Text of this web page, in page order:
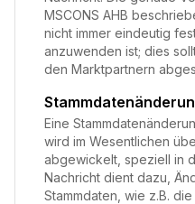
MSCONS AHB
nicht immer eindeutig
anzuwenden ist; dies
den Marktpartnern
Eine
wird im Wesentlichen
abgewickelt, speziell in
Nachricht dient dazu,
Stammdaten, wie z.B.